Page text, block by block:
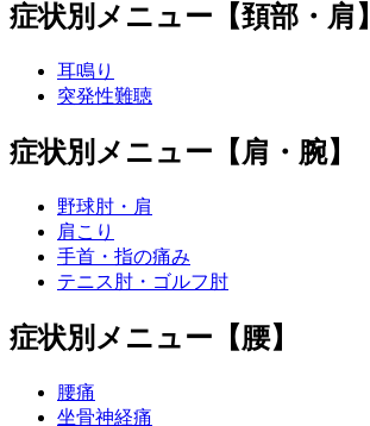
症状別メニュー【頚部・肩】
耳鳴り
突発性難聴
症状別メニュー【肩・腕】
野球肘・肩
肩こり
手首・指の痛み
テニス肘・ゴルフ肘
症状別メニュー【腰】
腰痛
坐骨神経痛